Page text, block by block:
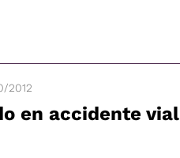
2012
en accidente vial